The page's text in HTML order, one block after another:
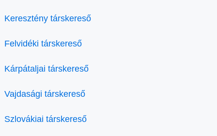
Keresztény társkereső
Felvidéki társkereső
Kárpátaljai társkereső
Vajdasági társkereső
Szlovákiai társkereső